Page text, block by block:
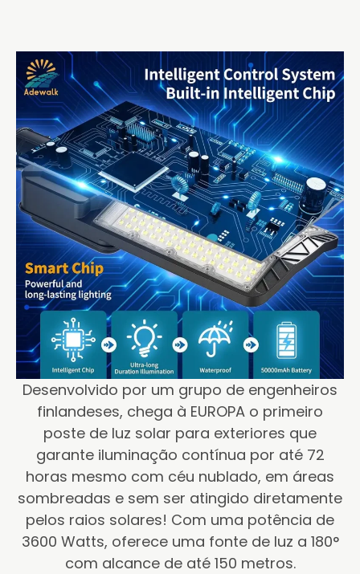
Desenvolvido por um grupo de engenheiros
finlandeses, chega à EUROPA o primeiro
poste de luz solar para exteriores que
garante iluminação contínua por até 72
horas mesmo com céu nublado, em áreas
sombreadas e sem ser atingido diretamente
pelos raios solares! Com uma potência de
3600 Watts, oferece uma fonte de luz a 180°
com alcance de até 150 metros.